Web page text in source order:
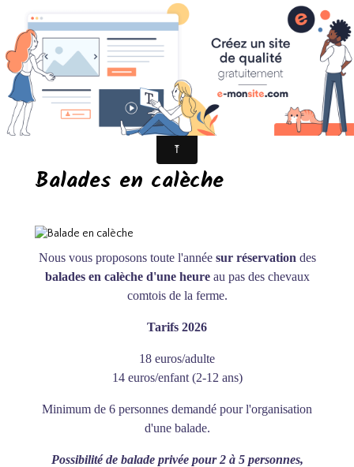
Des Balades Nature et
Patrimoine en attelage
Balades en calèche
Nous vous proposons toute l'année sur réservation des
balades en calèche d'une heureau pas des chevaux
comtois de la ferme.
Tarifs 2026
18 euros/adulte
14 euros/enfant (2-12 ans)
Minimum de 6 personnes demandé pour l'organisation
d'une balade.
Possibilité de balade privée pour 2 à 5 personnes,